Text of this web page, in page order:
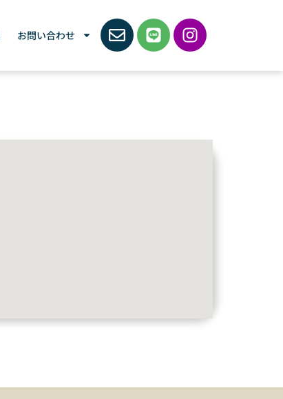
お問い合わせ